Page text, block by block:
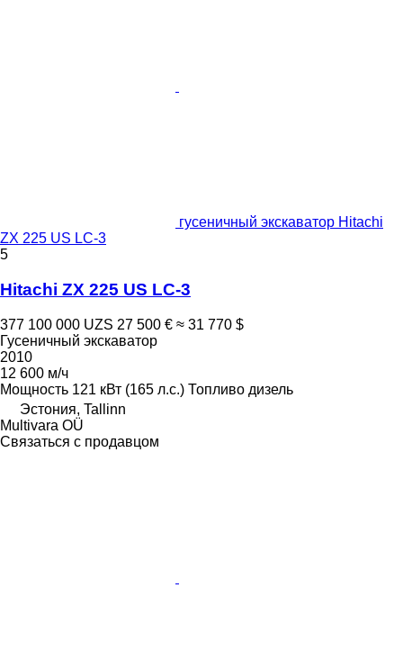
гусеничный экскаватор Hitachi
ZX 225 US LC-3
5
Hitachi ZX 225 US LC-3
377 100 000 UZS 27 500 € ≈ 31 770 $
Гусеничный экскаватор
2010
12 600 м/ч
Мощность 121 кВт (165 л.с.) Топливо дизель
Эстония, Tallinn
Multivara OÜ
Связаться с продавцом